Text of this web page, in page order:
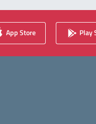
App Store Play